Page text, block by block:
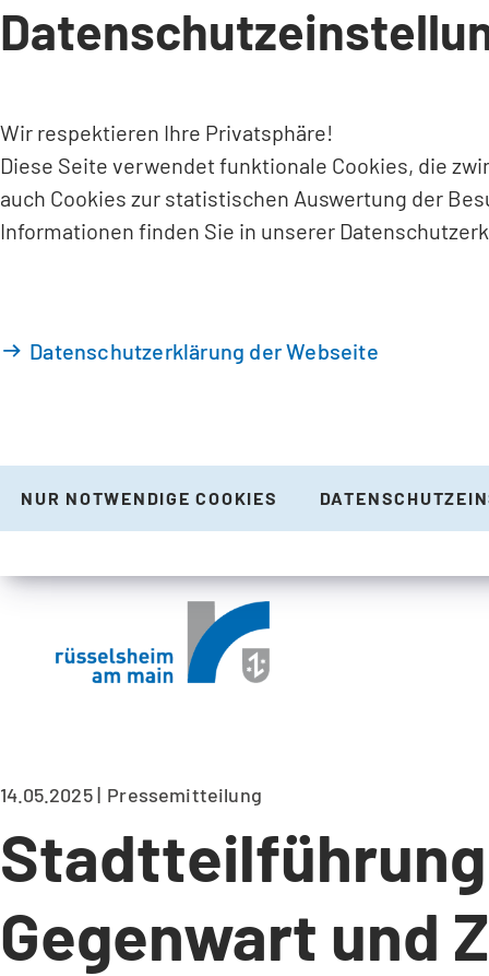
INHALT ANSPRINGEN
Wir respektieren Ihre Privatsphäre!
Diese Seite verwendet funktionale Cookies, die
auch Cookies zur statistischen Auswertung der
Informationen finden Sie in unserer
Datenschutzerklärung der Webseite
NUR NOTWENDIGE COOKIES
14.05.2025 Pressemitteilung
Gegenwart und